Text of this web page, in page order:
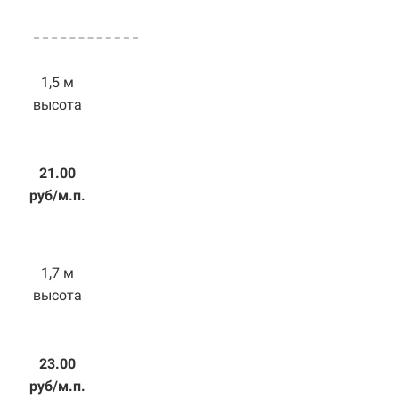
1,5 м
высота
21.00
руб/м.п.
1,7 м
высота
23.00
руб/м.п.